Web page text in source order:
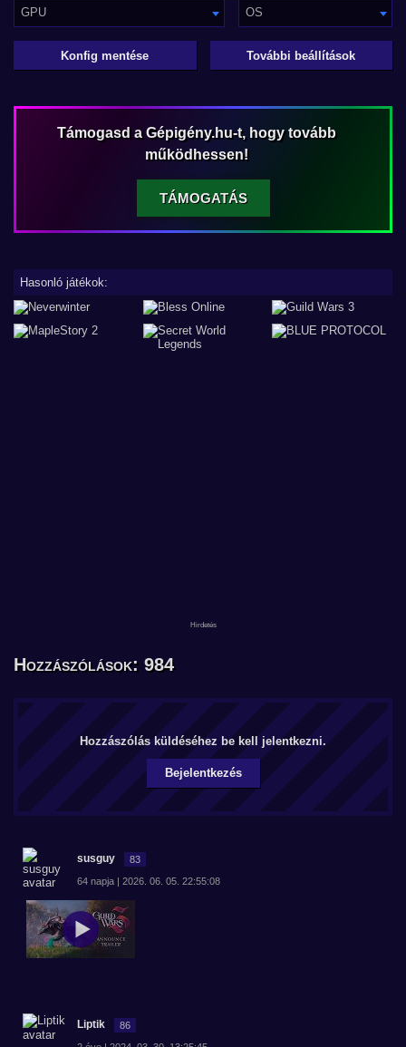
GPU OS
Konfig mentése További beállítások
Támogasd a Gépigény.hu-t, hogy tovább
működhessen!
TÁMOGATÁS
Hasonló játékok:
Hozzászólások: 984
Hozzászólás küldéséhez be kell jelentkezni.
Bejelentkezés
susguy 83
64 napja | 2026. 06. 05. 22:55:08
Liptik 86